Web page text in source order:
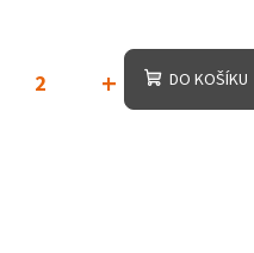
+ DO KOŠÍKU